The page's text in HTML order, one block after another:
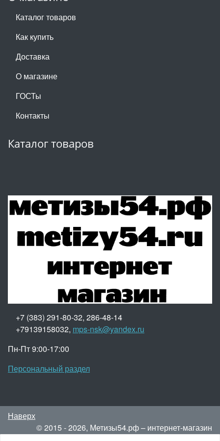
Каталог товаров
Как купить
Доставка
О магазине
ГОСТы
Контакты
Каталог товаров
+7 (383) 291-80-32, 286-48-14
+79139158032, mps-nsk@yandex.ru
Пн-Пт 9:00-17:00
Персональный раздел
Наверх
© 2015 - 2026, Метизы54.рф – интернет-магазин